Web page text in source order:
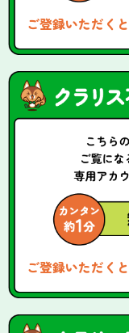
ご登録いただくと
ご登録いただくと